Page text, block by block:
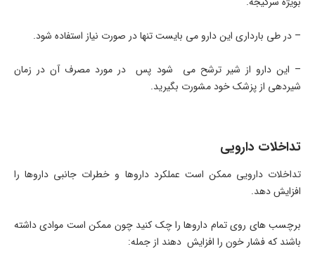
– در طی بارداری این دارو می بایست تنها در صورت نیاز استفاده شود.
– این دارو از شیر ترشح می شود پس در مورد مصرف آن در زمان
شیردهی از پزشک خود مشورت بگیرید.
تداخلات دارویی
تداخلات دارویی ممکن است عملکرد داروها و خطرات جانبی داروها را
افزایش دهد.
برچسب های روی تمام داروها را چک کنید چون ممکن است موادی داشته
باشند که فشار خون را افزایش دهند از جمله: